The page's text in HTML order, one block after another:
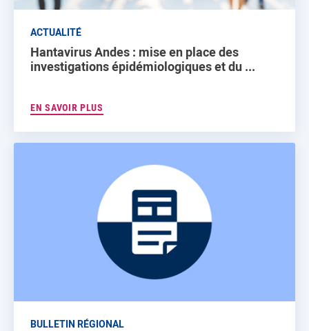
ACTUALITÉ
Hantavirus Andes : mise en place des
investigations épidémiologiques et du ...
EN SAVOIR PLUS
BULLETIN RÉGIONAL